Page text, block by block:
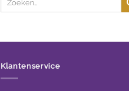
Klantenservice